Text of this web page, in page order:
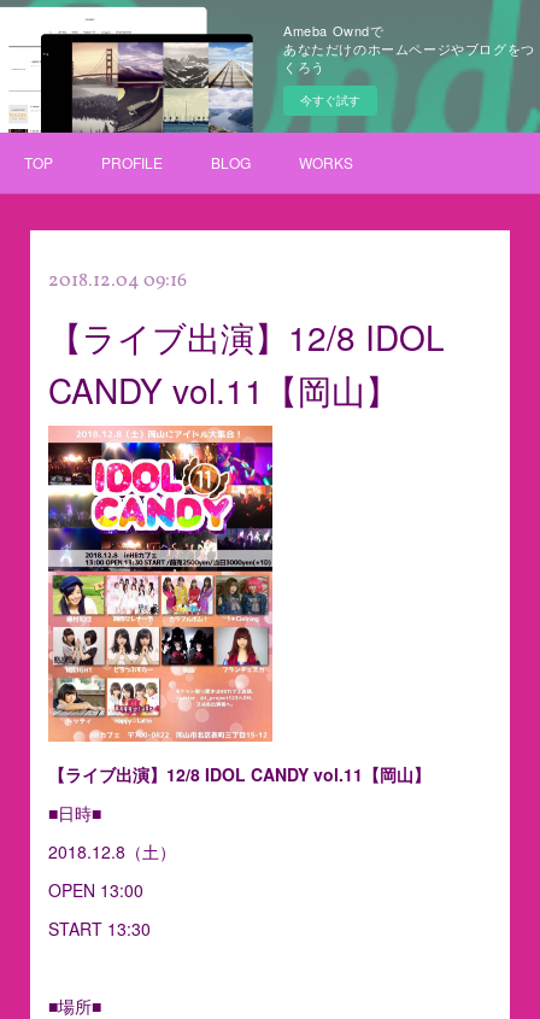
Ameba Owndで
あなただけのホームページやブログをつ
くろう
今すぐ試す
TOP PROFILE BLOG WORKS
2018.12.04 09:16
【ライブ出演】12/8 IDOL
CANDY vol.11【岡山】
【ライブ出演】12/8 IDOL CANDY vol.11【岡山】
■日時■
2018.12.8（土）
OPEN 13:00
START 13:30
■場所■